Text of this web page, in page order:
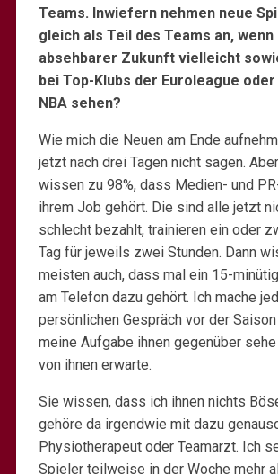
Teams. Inwiefern nehmen neue
gleich als Teil des Teams an,
absehbarer Zukunft vielleicht
bei Top-Klubs der Euroleague
NBA sehen?
Wie mich die Neuen am Ende
jetzt nach drei Tagen nicht sagen.
wissen zu 98%, dass Medien- und
ihrem Job gehört. Die sind alle jetzt
schlecht bezahlt, trainieren ein oder
Tag für jeweils zwei Stunden. Dann
meisten auch, dass mal ein 15-
am Telefon dazu gehört. Ich mache
persönlichen Gespräch vor der
meine Aufgabe ihnen gegenüber
von ihnen erwarte.
Sie wissen, dass ich ihnen nichts
gehöre da irgendwie mit dazu
Physiotherapeut oder Teamarzt. Ich
Spieler teilweise in der Woche mehr